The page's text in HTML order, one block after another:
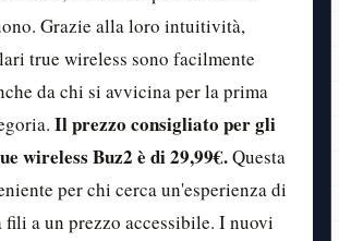
Grazie alla loro intuitività,
true wireless sono facilmente
da chi si avvicina per la prima
Il prezzo consigliato per gli
wireless Buz2 è di 29,99€.Questa
per chi cerca un'esperienza di
fili a un prezzo accessibile. I nuovi